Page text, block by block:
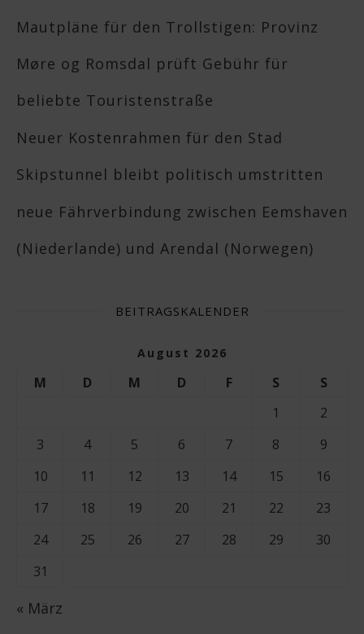
Mautpläne für den Trollstigen: Provinz
Møre og Romsdal prüft Gebühr für
beliebte Touristenstraße
Neuer Kostenrahmen für den Stad
Skipstunnel bleibt politisch umstritten
neue Fährverbindung zwischen Eemshaven
(Niederlande) und Arendal (Norwegen)
BEITRAGSKALENDER
August 2026
M D M D F S
S
1
2
3
4 5 6 7 8
9
10
11 12 13 14 15
16
17
18 19 20 21 22
23
24
25 26 27 28 29
30
31
« März